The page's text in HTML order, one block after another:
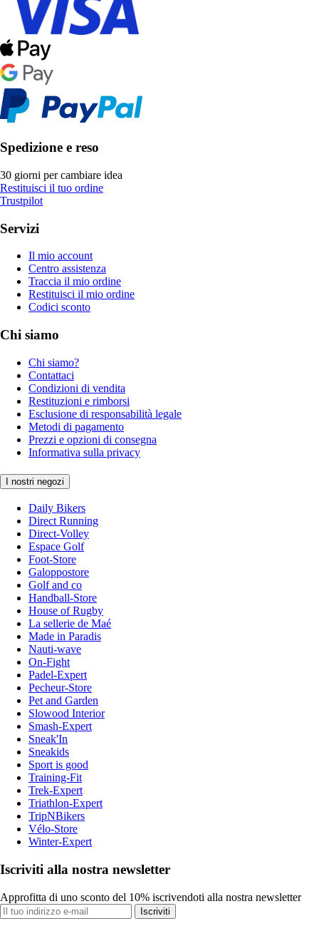
Spedizione e reso
30 giorni per cambiare idea
Restituisci il tuo ordine
Trustpilot
Servizi
Il mio account
Centro assistenza
Traccia il mio ordine
Restituisci il mio ordine
Codici sconto
Chi siamo
Chi siamo?
Contattaci
Condizioni di vendita
Restituzioni e rimborsi
Esclusione di responsabilità legale
Metodi di pagamento
Prezzi e opzioni di consegna
Informativa sulla privacy
I nostri negozi
Daily Bikers
Direct Running
Direct-Volley
Espace Golf
Foot-Store
Galoppostore
Golf and co
Handball-Store
House of Rugby
La sellerie de Maé
Made in Paradis
Nauti-wave
On-Fight
Padel-Expert
Pecheur-Store
Pet and Garden
Slowood Interior
Smash-Expert
Sneak'In
Sneakids
Sport is good
Training-Fit
Trek-Expert
Triathlon-Expert
TripNBikers
Vélo-Store
Winter-Expert
Iscriviti alla nostra newsletter
Approfitta di uno sconto del 10% iscrivendoti alla nostra newsletter
Iscriviti